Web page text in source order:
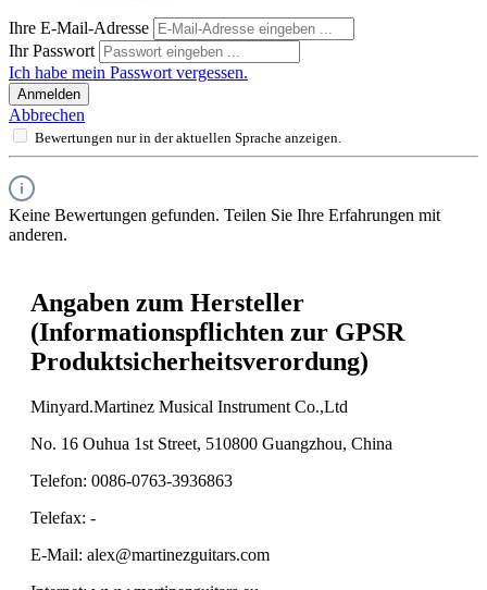
Ihre E-Mail-Adresse
Ihr Passwort
Ich habe mein Passwort vergessen.
Anmelden
Abbrechen
Bewertungen nur in der aktuellen Sprache anzeigen.
Keine Bewertungen gefunden. Teilen Sie Ihre Erfahrungen mit
anderen.
Angaben zum Hersteller
(Informationspflichten zur GPSR
Produktsicherheitsverordung)
Minyard.Martinez Musical Instrument Co.,Ltd
No. 16 Ouhua 1st Street, 510800 Guangzhou, China
Telefon: 0086-0763-3936863
Telefax: -
E-Mail: alex@martinezguitars.com